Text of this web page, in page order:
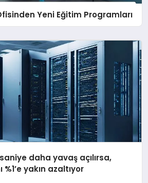
Yeni Eğitim Programları
daha yavaş açılırsa,
yakın azaltıyor